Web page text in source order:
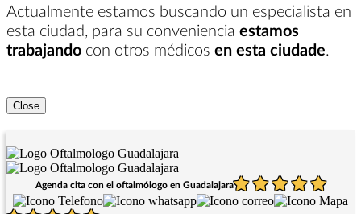
Actualmente estamos buscando un especialista en
esta ciudad, para su conveniencia estamos
trabajando con otros médicos en esta ciudade.
Close
Agenda cita con el oftalmólogo en Guadalajara